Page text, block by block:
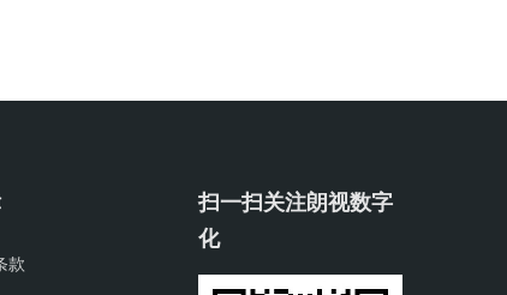
款
扫一扫关注朗视数字
化